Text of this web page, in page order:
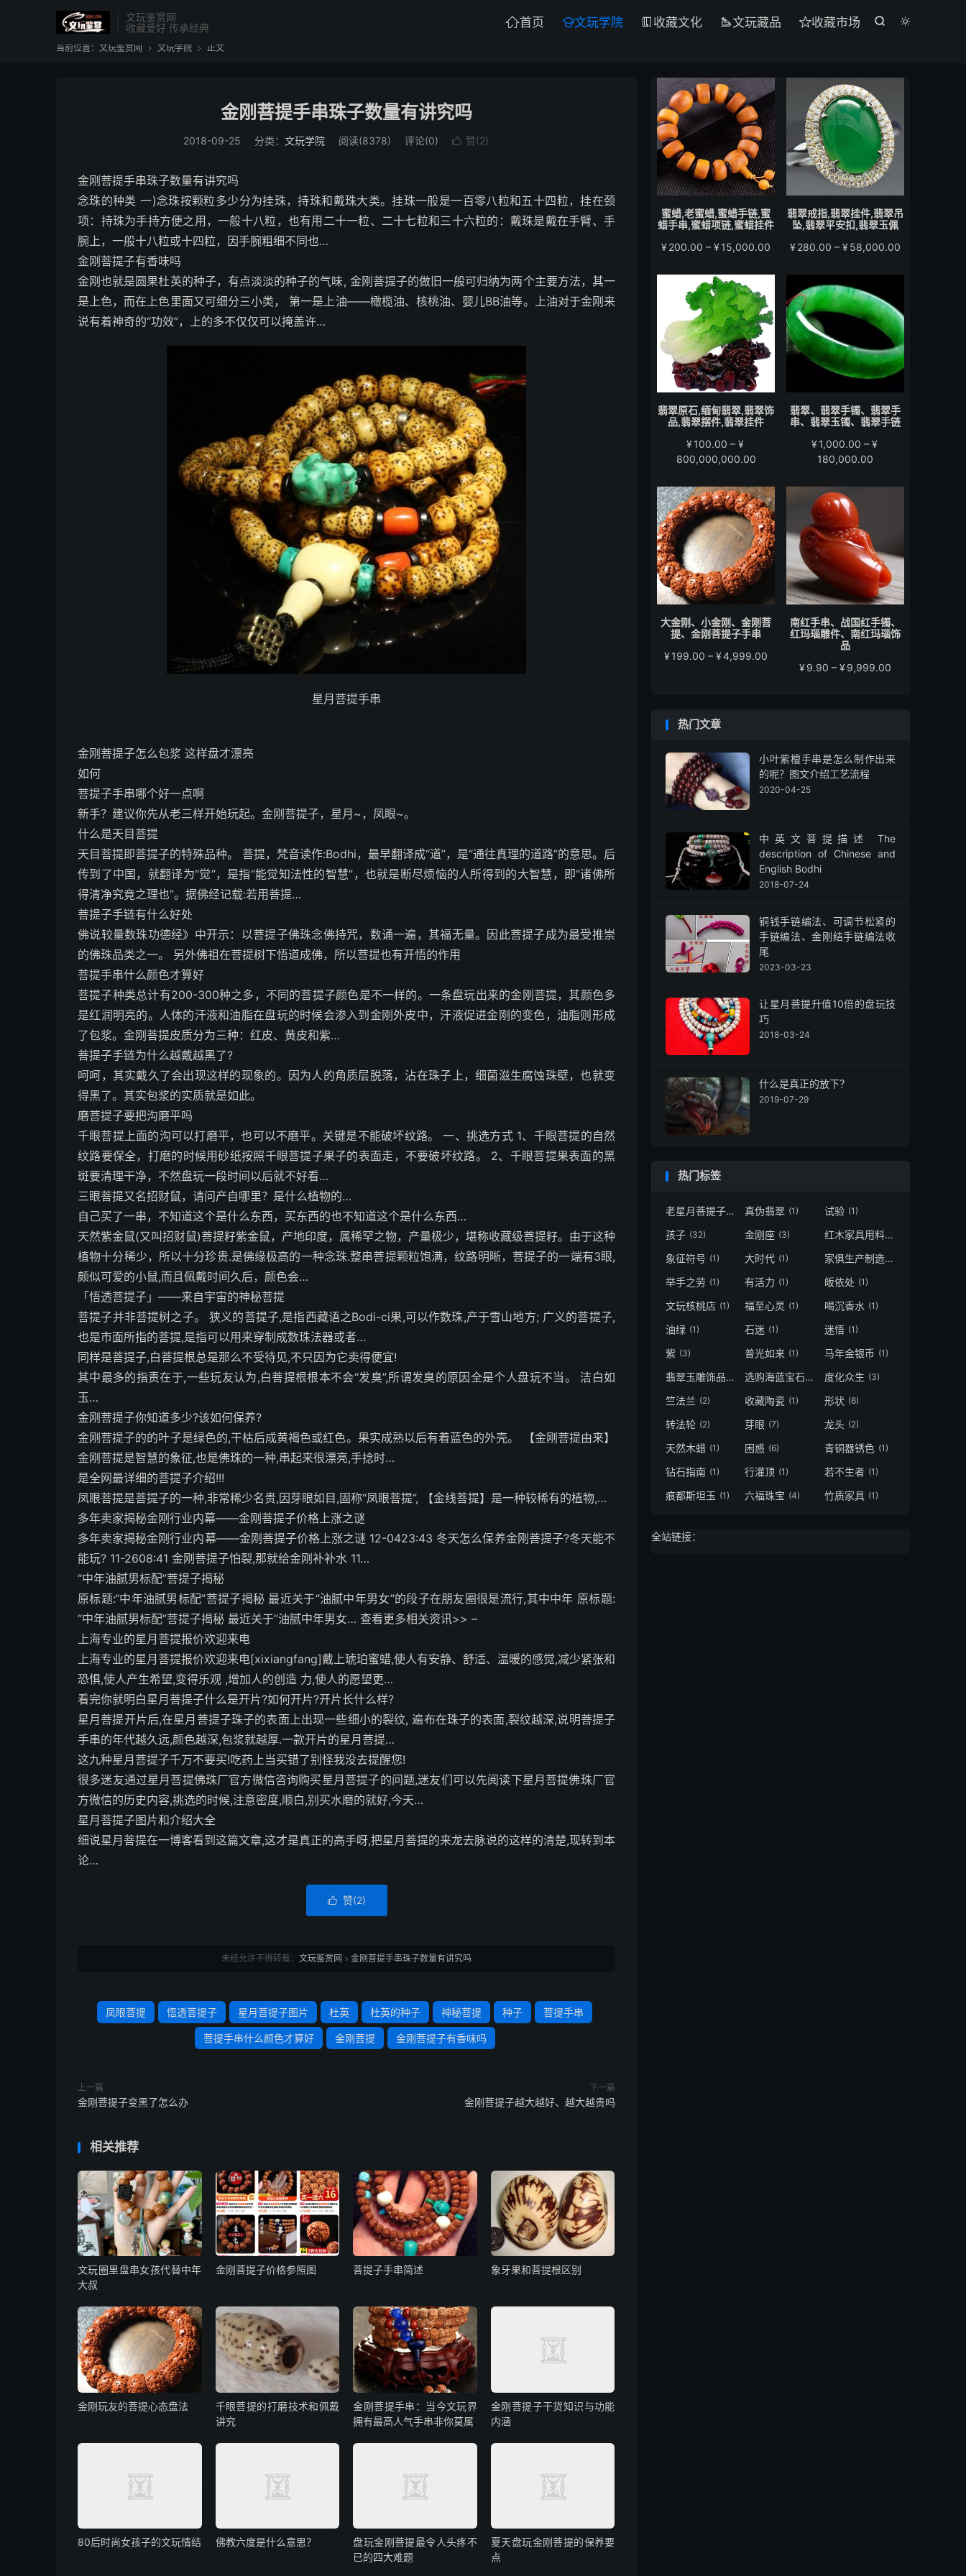
文玩鉴赏网
收藏爱好 传承经典


首页 文玩学院  收藏文化 文玩藏品 收藏市场
当前位置： 文玩鉴赏网  文玩学院  正文
金刚菩提手串珠子数量有讲究吗
2018-09-25 分类： 文玩学院 阅读(8378) 评论(0)  赞(2)
金刚菩提手串珠子数量有讲究吗
念珠的种类 一)念珠按颗粒多少分为挂珠，持珠和戴珠大类。挂珠一般是一百零八粒和五十四粒，挂在颈
项：持珠为手持方便之用，一般十八粒，也有用二十一粒、二十七粒和三十六粒的：戴珠是戴在手臂、手
腕上，一般十八粒或十四粒，因手腕粗细不同也…
金刚菩提子有香味吗
金刚也就是圆果杜英的种子，有点淡淡的种子的气味, 金刚菩提子的做旧一般可归纳为两个主要方法，其一
是上色，而在上色里面又可细分三小类， 第一是上油——橄榄油、核桃油、婴儿BB油等。上油对于金刚来
说有着神奇的“功效”，上的多不仅仅可以掩盖许…
星月菩提手串
金刚菩提子怎么包浆 这样盘才漂亮
如何
菩提子手串哪个好一点啊
新手？建议你先从老三样开始玩起。金刚菩提子，星月~，凤眼~。
什么是天目菩提
天目菩提即菩提子的特殊品种。 菩提，梵音读作:Bodhi，最早翻译成“道”，是“通往真理的道路”的意思。后
传到了中国，就翻译为“觉”，是指“能觉知法性的智慧”，也就是断尽烦恼的人所得到的大智慧，即“诸佛所
得清净究竟之理也”。据佛经记载:若用菩提…
菩提子手链有什么好处
佛说较量数珠功德经》中开示：以菩提子佛珠念佛持咒，数诵一遍，其福无量。因此菩提子成为最受推崇
的佛珠品类之一。 另外佛祖在菩提树下悟道成佛，所以菩提也有开悟的作用
菩提手串什么颜色才算好
菩提子种类总计有200-300种之多，不同的菩提子颜色是不一样的。一条盘玩出来的金刚菩提，其颜色多
是红润明亮的。人体的汗液和油脂在盘玩的时候会渗入到金刚外皮中，汗液促进金刚的变色，油脂则形成
了包浆。金刚菩提皮质分为三种：红皮、黄皮和紫…
菩提子手链为什么越戴越黑了?
呵呵，其实戴久了会出现这样的现象的。因为人的角质层脱落，沾在珠子上，细菌滋生腐蚀珠壁，也就变
得黑了。其实包浆的实质就是如此。
磨菩提子要把沟磨平吗
千眼菩提上面的沟可以打磨平，也可以不磨平。关键是不能破坏纹路。 一、挑选方式 1、千眼菩提的自然
纹路要保全，打磨的时候用砂纸按照千眼菩提子果子的表面走，不要破坏纹路。 2、千眼菩提果表面的黑
斑要清理干净，不然盘玩一段时间以后就不好看…
三眼菩提又名招财鼠，请问产自哪里？是什么植物的…
自己买了一串，不知道这个是什么东西，买东西的也不知道这个是什么东西…
天然紫金鼠(又叫招财鼠)菩提籽紫金鼠，产地印度，属稀罕之物，产量极少，堪称收藏级菩提籽。由于这种
植物十分稀少，所以十分珍贵.是佛缘极高的一种念珠.整串菩提颗粒饱满，纹路明晰，菩提子的一端有3眼,
颇似可爱的小鼠,而且佩戴时间久后，颜色会…
「悟透菩提子」——来自宇宙的神秘菩提
菩提子并非菩提树之子。 狭义的菩提子,是指西藏语之Bodi-ci果,可以作数珠,产于雪山地方; 广义的菩提子,
也是市面所指的菩提,是指可以用来穿制成数珠法器或者…
同样是菩提子,白菩提根总是那么不受待见,不只因为它卖得便宜!
其中最多的指责在于,一些玩友认为,白菩提根根本不会“发臭”,所谓发臭的原因全是个人盘玩不当。 洁白如
玉…
金刚菩提子你知道多少?该如何保养?
金刚菩提子的的叶子是绿色的,干枯后成黄褐色或红色。果实成熟以后有着蓝色的外壳。 【金刚菩提由来】
金刚菩提是智慧的象征,也是佛珠的一种,串起来很漂亮,手捻时…
是全网最详细的菩提子介绍!!!
凤眼菩提是菩提子的一种,非常稀少名贵,因芽眼如目,固称“凤眼菩提”, 【金线菩提】是一种较稀有的植物,…
多年卖家揭秘金刚行业内幕——金刚菩提子价格上涨之谜
多年卖家揭秘金刚行业内幕——金刚菩提子价格上涨之谜 12-0423:43 冬天怎么保养金刚菩提子?冬天能不
能玩? 11-2608:41 金刚菩提子怕裂,那就给金刚补补水 11…
“中年油腻男标配”菩提子揭秘
原标题:“中年油腻男标配”菩提子揭秘 最近关于“油腻中年男女”的段子在朋友圈很是流行,其中中年 原标题:
“中年油腻男标配”菩提子揭秘 最近关于“油腻中年男女… 查看更多相关资讯>> –
上海专业的星月菩提报价欢迎来电
上海专业的星月菩提报价欢迎来电[xixiangfang]戴上琥珀蜜蜡,使人有安静、舒适、温暖的感觉,减少紧张和
恐惧,使人产生希望,变得乐观 ,增加人的创造 力,使人的愿望更…
看完你就明白星月菩提子什么是开片?如何开片?开片长什么样?
星月菩提开片后,在星月菩提子珠子的表面上出现一些细小的裂纹, 遍布在珠子的表面,裂纹越深,说明菩提子
手串的年代越久远,颜色越深,包浆就越厚.一款开片的星月菩提…
这九种星月菩提子千万不要买!吃药上当买错了别怪我没去提醒您!
很多迷友通过星月菩提佛珠厂官方微信咨询购买星月菩提子的问题,迷友们可以先阅读下星月菩提佛珠厂官
方微信的历史内容,挑选的时候,注意密度,顺白,别买水磨的就好,今天…
星月菩提子图片和介绍大全
细说星月菩提在一博客看到这篇文章,这才是真正的高手呀,把星月菩提的来龙去脉说的这样的清楚,现转到本
论…
 赞(2)
未经允许不得转载： 文玩鉴赏网 » 金刚菩提手串珠子数量有讲究吗
凤眼菩提 悟透菩提子 星月菩提子图片 杜英 杜英的种子 神秘菩提 种子 菩提手串
菩提手串什么颜色才算好 金刚菩提 金刚菩提子有香味吗
上一篇
金刚菩提子变黑了怎么办
下一篇
金刚菩提子越大越好、越大越贵吗
相关推荐
文玩圈里盘串女孩代替中年
大叔
金刚菩提子价格参照图 菩提子手串简述 象牙果和菩提根区别
金刚玩友的菩提心态盘法
千眼菩提的打磨技术和佩戴
讲究
金刚菩提手串：当今文玩界
拥有最高人气手串非你莫属
金刚菩提子干货知识与功能
内涵
80后时尚女孩子的文玩情结 佛教六度是什么意思？
盘玩金刚菩提最令人头疼不
已的四大难题
夏天盘玩金刚菩提的保养要
点
蜜蜡,老蜜蜡,蜜蜡手链,蜜
蜡手串,蜜蜡项链,蜜蜡挂件
¥200.00 – ¥15,000.00
范
¥200.00
至
¥15,000.00
翡翠戒指,翡翠挂件,翡翠吊
坠,翡翠平安扣,翡翠玉佩
¥280.00 – ¥58,000.00
范
至
¥58,000.00
翡翠原石,缅甸翡翠,翡翠饰
品,翡翠摆件,翡翠挂件
¥100.00 – ¥
800,000,000.00价
范
围：
¥100.00
至
¥800,000,000.00
翡翠、翡翠手镯、翡翠手
串、翡翠玉镯、翡翠手链
¥1,000.00 – ¥
180,000.00
范
¥180,000.00
大金刚、小金刚、金刚菩
提、金刚菩提子手串
¥199.00 – ¥4,999.00
南红手串、战国红手镯、
红玛瑙雕件、南红玛瑙饰
品
¥9.90 – ¥9,999.00
¥9,999.00
热门文章
小叶紫檀手串是怎么制作出来
的呢？图文介绍工艺流程
2020-04-25
中英文菩提描述 The
description of Chinese and
English Bodhi
2018-07-24
铜钱手链编法、可调节松紧的
手链编法、金刚结手链编法收
尾
2023-03-23
让星月菩提升值10倍的盘玩技
巧
2018-03-24
什么是真正的放下？
2019-07-29
热门标签
老星月菩提子(4) 真伪翡翠 (1) 试验 (1)
孩子 (32) 金刚座 (3) 红木家具用料
(2)
象征符号 (1) 大时代 (1) 家俱生产制造
(1)
举手之劳 (1) 有活力 (1) 皈依处 (1)
文玩核桃店 (1) 福至心灵 (1) 喝沉香水 (1)
油绿 (1) 石迷 (1) 迷悟 (1)
紫 (3) 普光如来 (1) 马年金银币 (1)
翡翠玉雕饰品
(1) 选购海蓝宝石
(1) 度化众生 (3)
竺法兰 (2) 收藏陶瓷 (1) 形状 (6)
转法轮 (2) 芽眼 (7) 龙头 (2)
天然木蜡 (1) 困惑 (6) 青铜器锈色 (1)
钻石指南 (1) 行灌顶 (1) 若不生者 (1)
痕都斯坦玉 (1) 六福珠宝 (4) 竹质家具 (1)
全站链接：